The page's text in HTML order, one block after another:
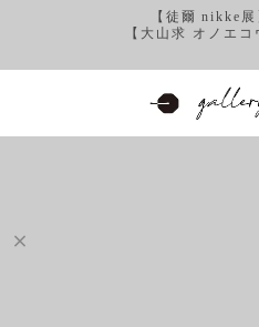
【徒爾 nikke
【大山求 オノエ